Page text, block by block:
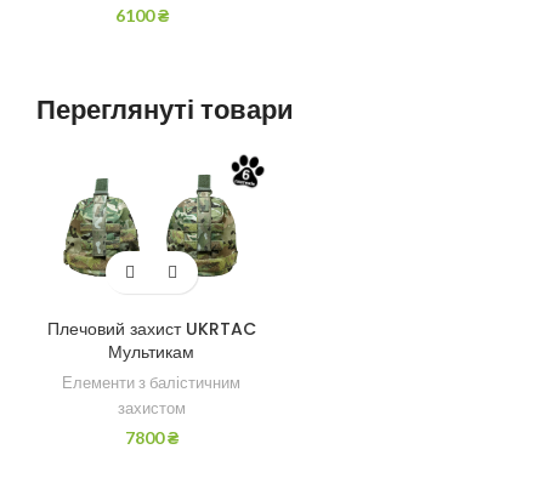
6100₴
Переглянуті товари
Плечовий захист UKRTAC
Мультикам
Елементи з балістичним
захистом
7800₴